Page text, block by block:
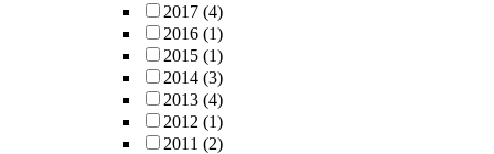
2017 (4)
2016 (1)
2015 (1)
2014 (3)
2013 (4)
2012 (1)
2011 (2)